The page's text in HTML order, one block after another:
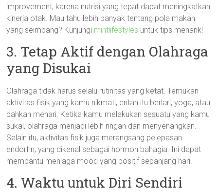
improvement, karena nutrisi yang tepat dapat meningkatkan
kinerja otak. Mau tahu lebih banyak tentang pola makan
yang seimbang? Kunjungi mintlifestyles untuk tips menarik!
3. Tetap Aktif dengan Olahraga
yang Disukai
Olahraga tidak harus selalu rutinitas yang ketat. Temukan
aktivitas fisik yang kamu nikmati, entah itu berlari, yoga, atau
bahkan menari. Ketika kamu melakukan sesuatu yang kamu
sukai, olahraga menjadi lebih ringan dan menyenangkan.
Selain itu, aktivitas fisik juga merangsang pelepasan
endorfin, yang dikenal sebagai hormon bahagia. Ini dapat
membantu menjaga mood yang positif sepanjang hari!
4. Waktu untuk Diri Sendiri